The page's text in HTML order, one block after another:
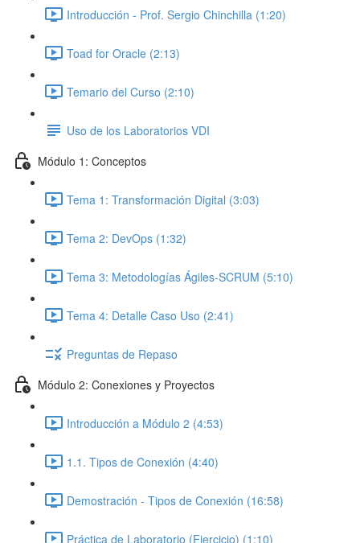
Introducción - Prof. Sergio Chinchilla (1:20)
Toad for Oracle (2:13)
Temario del Curso (2:10)
Uso de los Laboratorios VDI
Módulo 1: Conceptos
Tema 1: Transformación Digital (3:03)
Tema 2: DevOps (1:32)
Tema 3: Metodologías Ágiles-SCRUM (5:10)
Tema 4: Detalle Caso Uso (2:41)
Preguntas de Repaso
Módulo 2: Conexiones y Proyectos
Introducción a Módulo 2 (4:53)
1.1. Tipos de Conexión (4:40)
Demostración - Tipos de Conexión (16:58)
Práctica de Laboratorio (Ejercicio) (1:10)